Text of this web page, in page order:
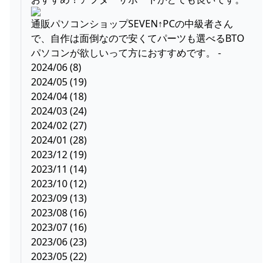
通販パソコンショップSEVEN↑PCの中級者さん
で、自作は面倒なので安くてパーツも選べるBTO
パソコンが欲しいって方におすすめです。 -
2024/06 (8)
2024/05 (19)
2024/04 (18)
2024/03 (24)
2024/02 (27)
2024/01 (28)
2023/12 (19)
2023/11 (14)
2023/10 (12)
2023/09 (13)
2023/08 (16)
2023/07 (16)
2023/06 (23)
2023/05 (22)